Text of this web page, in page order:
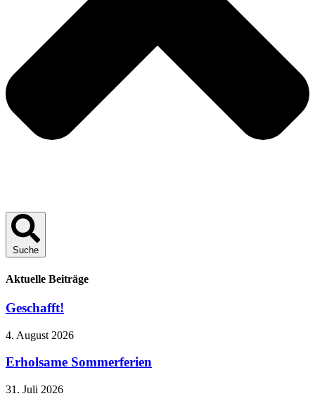
Suche
Aktuelle Beiträge
Geschafft!
4. August 2026
Erholsame Sommerferien
31. Juli 2026